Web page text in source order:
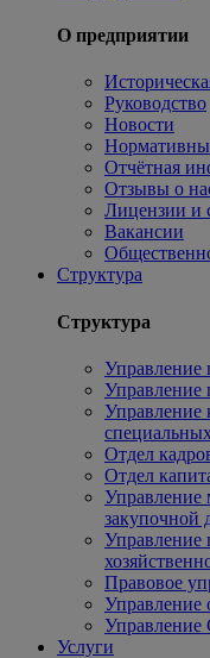
О предприятии
Руководство
Новости
Отчётная
Отзывы о
Лицензии и
Вакансии
Структура
Структура
Управление
Управление
Управление
Отдел
Отдел
Управление
закупочной
Управление
Правовое
Управление
Услуги